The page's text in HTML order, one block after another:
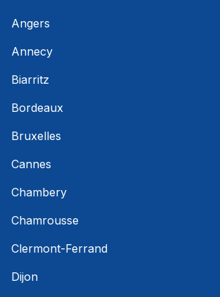
Angers
Annecy
Biarritz
Bordeaux
Bruxelles
Cannes
Chambery
Chamrousse
Clermont-Ferrand
Dijon